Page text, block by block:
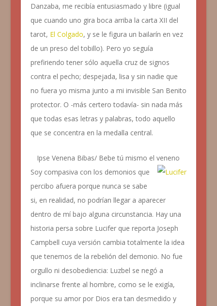
Danzaba, me recibía entusiasmado y libre (igual
que cuando uno gira boca arriba la carta XII del
tarot, El Colgado, y se le figura un bailarín en vez
de un preso del tobillo). Pero yo seguía
prefiriendo tener sólo aquella cruz de signos
contra el pecho; despejada, lisa y sin nadie que
no fuera yo misma junto a mi invisible San Benito
protector. O -más certero todavía- sin nada más
que todas esas letras y palabras, todo aquello
que se concentra en la medalla central.
Ipse Venena Bibas/ Bebe tú mismo el veneno
Soy compasiva con los demonios que
percibo afuera porque nunca se sabe
si, en realidad, no podrían llegar a aparecer
dentro de mí bajo alguna circunstancia. Hay una
historia persa sobre Lucifer que reporta Joseph
Campbell cuya versión cambia totalmente la idea
que tenemos de la rebelión del demonio. No fue
orgullo ni desobediencia: Luzbel se negó a
inclinarse frente al hombre, como se le exigía,
porque su amor por Dios era tan desmedido y